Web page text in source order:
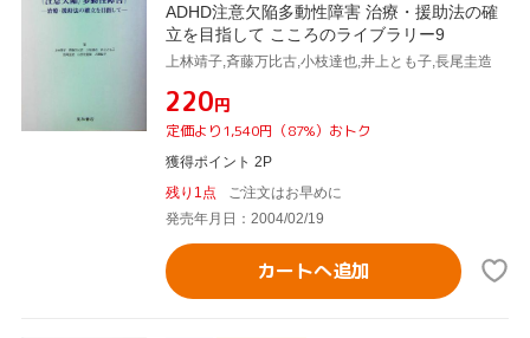
ADHD注意欠陥多動性障害 治療・援助法の確
立を目指して こころのライブラリー9
上林靖子,斉藤万比古,小枝達也,井上とも子,長尾圭造
¥220円
定価より1,540円（87%）おトク
獲得ポイント 2P
残り1点
ご注文はお早めに
発売年月日：2004/02/19
カートへ追加